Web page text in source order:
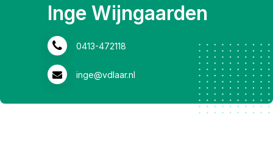
Inge Wijngaarden
0413-472118
inge@vdlaar.nl